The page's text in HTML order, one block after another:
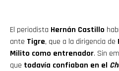
El periodista Hernán Castillo
ante Tigre, que a la dirigencia de
Milito como entrenador. Sin
que todavía confiaban en el